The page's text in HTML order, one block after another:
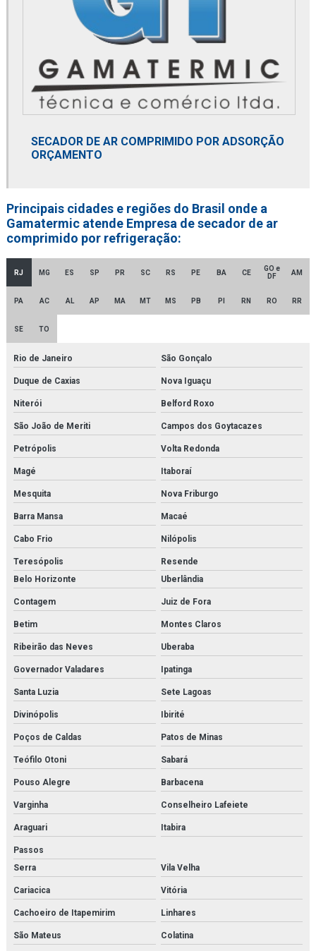
Element coalescer
Elemento coalescente
Elemento termostático
Empresa distribuidora de filtro coalescente
Empresa distribuidora de filtro finite
Empresa distribuidora de secador de ar comprimido
Empresa distribuidora de secador de ar comprimido por adsorção
Empresa de montagem de tubulações
Empresa revendedora de filtro finite
Empresa revendedora de filtro hidráulico racor
Empresa de secador de ar comprimido
Empresa de secador de ar comprimido por adsorção
Empresa de secador de ar comprimido por refrigeração
Fabricantes de gerador de nitrogênio
Fbo 60329
Filter element parker
Filtro de cartucho
Filtro de cartucho orçamento
Filtro coalescente domnick hunter
Filtro coalescente orçamento
Filtro de contaminantes orçamento
Filtro domnick hunter
Filtro finite
Filtro finite orçamento
Filtro hidráulico racor
Filtro hidráulico racor orçamento
Filtro hidráulico de retorno
Filtro parker
Filtro racor parker
Filtros hda parker
SECADOR DE AR COMPRIMIDO POR ADSORÇÃO
ORÇAMENTO
Principais cidades e regiões do Brasil onde a
Gamatermic atende Empresa de secador de ar
comprimido por refrigeração:
RJ MG ES SP PR SC RS PE BA CE
GO e
DF
AM
PA AC AL AP MA MT MS PB PI RN RO RR
SE TO
Rio de Janeiro São Gonçalo
Duque de Caxias Nova Iguaçu
Niterói Belford Roxo
São João de Meriti Campos dos Goytacazes
Petrópolis Volta Redonda
Magé Itaboraí
Mesquita Nova Friburgo
Barra Mansa Macaé
Cabo Frio Nilópolis
Teresópolis
Resende
Belo Horizonte
Uberlândia
Contagem Juiz de Fora
Betim Montes Claros
Ribeirão das Neves Uberaba
Governador Valadares Ipatinga
Santa Luzia Sete Lagoas
Divinópolis Ibirité
Poços de Caldas Patos de Minas
Teófilo Otoni Sabará
Pouso Alegre Barbacena
Varginha Conselheiro Lafeiete
Araguari Itabira
Passos
Serra
Vila Velha
Cariacica Vitória
Cachoeiro de Itapemirim Linhares
São Mateus Colatina